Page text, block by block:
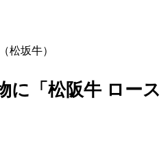
松坂牛）
に「松阪牛 ロース